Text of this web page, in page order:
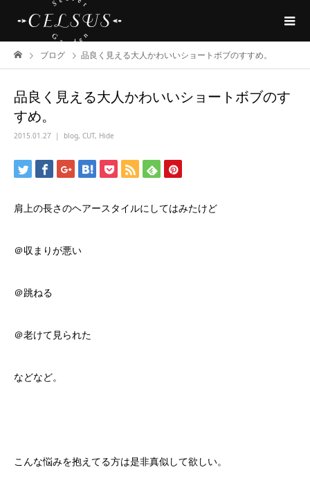
ブログ 品良く見える大人かわいいショートボブのすすめ。
品良く見える大人かわいいショートボブのす
すめ。
2015.01.27 blog, CUT, Hide
肩上の長さのヘアースタイルにしてはみたけど
＠収まりが悪い
＠跳ねる
＠老けて見られた
などなど。
こんな悩みを抱えてる方は是非真似して欲しい。